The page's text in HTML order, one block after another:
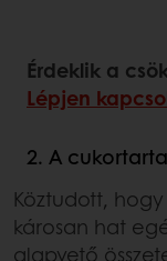
Érdeklik a
Lépjen
2. A
Köztudott,
károsan hat
alapvető